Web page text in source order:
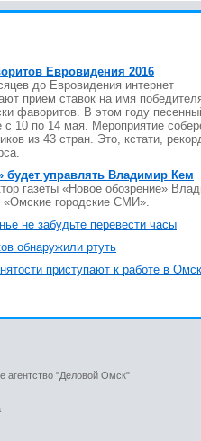
Евровидения 2016
до Евровидения интернет
прием ставок на имя
фаворитов. В этом году
с 10 по 14 мая. Мероприятие
из 43 стран. Это, кстати,
управлять Владимир Кем
газеты «Новое обозрение»
городские СМИ».
не забудьте перевести часы
обнаружили ртуть
приступают к работе в
"Деловой Омск"